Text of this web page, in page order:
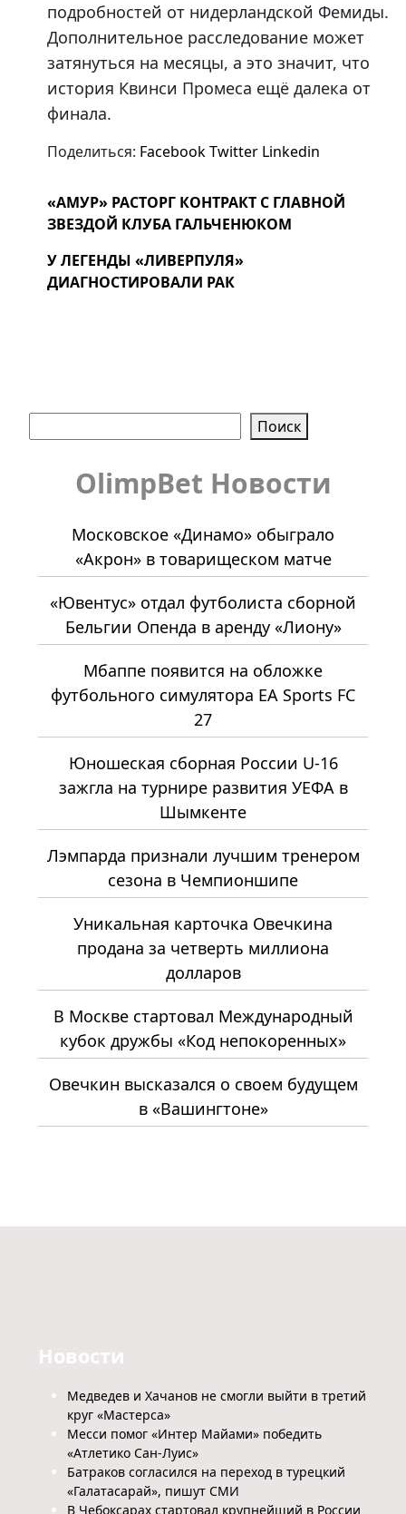
подробностей от нидерландской Фемиды.
Дополнительное расследование может
затянуться на месяцы, а это значит, что
история Квинси Промеса ещё далека от
финала.
Поделиться: FacebookTwitter Linkedin
«АМУР» РАСТОРГ КОНТРАКТ С ГЛАВНОЙ
ЗВЕЗДОЙ КЛУБА ГАЛЬЧЕНЮКОМ
У ЛЕГЕНДЫ «ЛИВЕРПУЛЯ»
ДИАГНОСТИРОВАЛИ РАК
Поиск
OlimpBet Новости
Московское «Динамо» обыграло
«Акрон» в товарищеском матче
«Ювентус» отдал футболиста сборной
Бельгии Опенда в аренду «Лиону»
Мбаппе появится на обложке
футбольного симулятора EA Sports FC
27
Юношеская сборная России U-16
зажгла на турнире развития УЕФА в
Шымкенте
Лэмпарда признали лучшим тренером
сезона в Чемпионшипе
Уникальная карточка Овечкина
продана за четверть миллиона
долларов
В Москве стартовал Международный
кубок дружбы «Код непокоренных»
Овечкин высказался о своем будущем
в «Вашингтоне»
Новости
Медведев и Хачанов не смогли выйти в третий
круг «Мастерса»
Месси помог «Интер Майами» победить
«Атлетико Сан-Луис»
Батраков согласился на переход в турецкий
«Галатасарай», пишут СМИ
В Чебоксарах стартовал крупнейший в России